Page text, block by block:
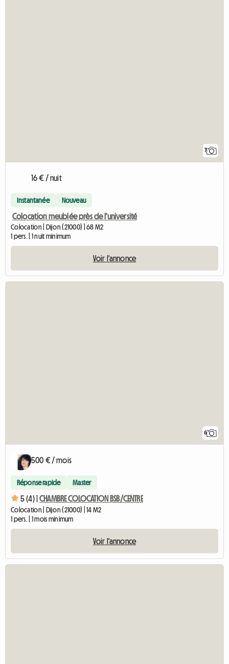
7
16 € / nuit
Instantanée Nouveau
Colocation meublée près de l'université
Colocation | Dijon (21000) | 68 M2
1 pers. | 1 nuit minimum
Voir l'annonce
6
500 € / mois
Réponse rapide Master
5 (4) | CHAMBRE COLOCATION BSB/CENTRE
Colocation | Dijon (21000) | 14 M2
1 pers. | 1 mois minimum
Voir l'annonce